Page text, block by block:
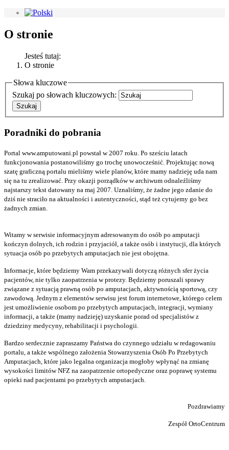
O stronie
Jesteś tutaj:
O stronie
Słowa kluczowe
Szukaj po słowach kluczowych:
Poradniki do pobrania
Portal www.amputowani.pl powstał w 2007 roku. Po sześciu latach
funkcjonowania postanowiliśmy go trochę unowocześnić. Projektując nową
szatę graficzną portalu mieliśmy wiele planów, które mamy nadzieję uda nam
się na tu zrealizować. Przy okazji porządków w archiwum odnaleźliśmy
najstarszy tekst datowany na maj 2007. Uznaliśmy, że żadne jego zdanie do
dziś nie straciło na aktualności i autentyczności, stąd też cytujemy go bez
żadnych zmian.
Witamy w serwisie informacyjnym adresowanym do osób po amputacji
kończyn dolnych, ich rodzin i przyjaciół, a także osób i instytucji, dla których
sytuacja osób po przebytych amputacjach nie jest obojętna.
Informacje, które będziemy Wam przekazywali dotyczą różnych sfer życia
pacjentów, nie tylko zaopatrzenia w protezy. Będziemy poruszali sprawy
związane z sytuacją prawną osób po amputacjach, aktywnością sportową, czy
zawodową. Jednym z elementów serwisu jest forum internetowe, którego celem
jest umożliwienie osobom po przebytych amputacjach, integracji, wymiany
informacji, a także (mamy nadzieję) uzyskanie porad od specjalistów z
dziedziny medycyny, rehabilitacji i psychologii.
Bardzo serdecznie zapraszamy Państwa do czynnego udziału w redagowaniu
portalu, a także wspólnego założenia Stowarzyszenia Osób Po Przebytych
Amputacjach, które jako legalna organizacja mogłoby wpłynąć na zmianę
wysokości limitów NFZ na zaopatrzenie ortopedyczne oraz poprawę systemu
opieki nad pacjentami po przebytych amputacjach.
Pozdrawiamy
Zespół OrtoCentrum